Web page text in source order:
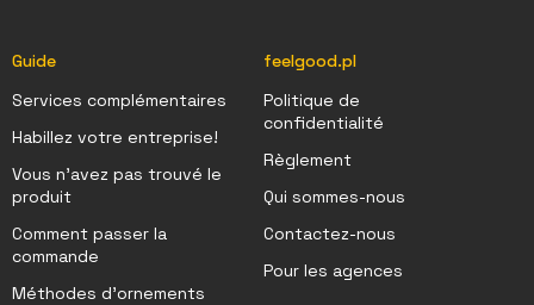
Guide
Services complémentaires
Habillez votre entreprise!
Vous n'avez pas trouvé le
produit
Comment passer la
commande
Méthodes d'ornements
feelgood.pl
Politique de
confidentialité
Règlement
Qui sommes-nous
Contactez-nous
Pour les agences